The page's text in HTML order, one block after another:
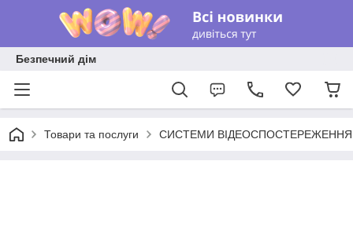
Безпечний дім
Товари та послуги СИСТЕМИ ВІДЕОСПОСТЕРЕЖЕННЯ